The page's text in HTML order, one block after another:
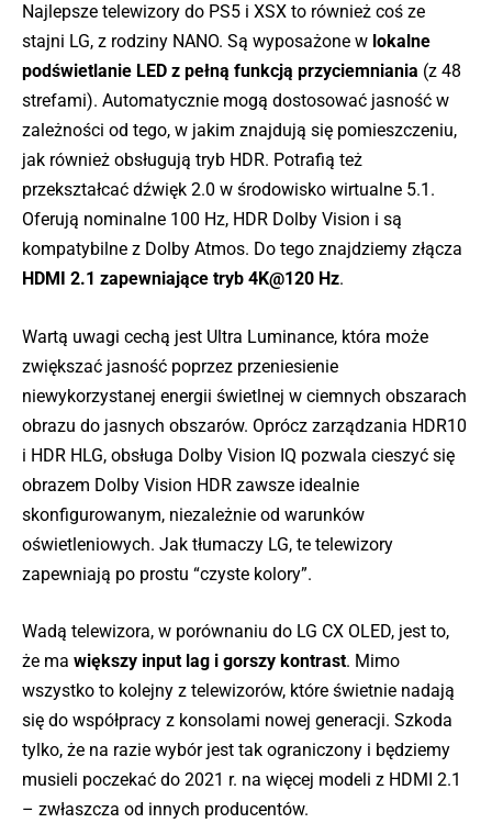
Najlepsze telewizory do PS5 i XSX to również coś ze
stajni LG, z rodziny NANO. Są wyposażone w lokalne
podświetlanie LED z pełną funkcją przyciemniania (z 48
strefami). Automatycznie mogą dostosować jasność w
zależności od tego, w jakim znajdują się pomieszczeniu,
jak również obsługują tryb HDR. Potrafią też
przekształcać dźwięk 2.0 w środowisko wirtualne 5.1.
Oferują nominalne 100 Hz, HDR Dolby Vision i są
kompatybilne z Dolby Atmos. Do tego znajdziemy złącza
HDMI 2.1 zapewniające tryb 4K@120 Hz.
Wartą uwagi cechą jest Ultra Luminance, która może
zwiększać jasność poprzez przeniesienie
niewykorzystanej energii świetlnej w ciemnych obszarach
obrazu do jasnych obszarów. Oprócz zarządzania HDR10
i HDR HLG, obsługa Dolby Vision IQ pozwala cieszyć się
obrazem Dolby Vision HDR zawsze idealnie
skonfigurowanym, niezależnie od warunków
oświetleniowych. Jak tłumaczy LG, te telewizory
zapewniają po prostu “czyste kolory”.
Wadą telewizora, w porównaniu do LG CX OLED, jest to,
że ma większy input lag i gorszy kontrast. Mimo
wszystko to kolejny z telewizorów, które świetnie nadają
się do współpracy z konsolami nowej generacji. Szkoda
tylko, że na razie wybór jest tak ograniczony i będziemy
musieli poczekać do 2021 r. na więcej modeli z HDMI 2.1
– zwłaszcza od innych producentów.